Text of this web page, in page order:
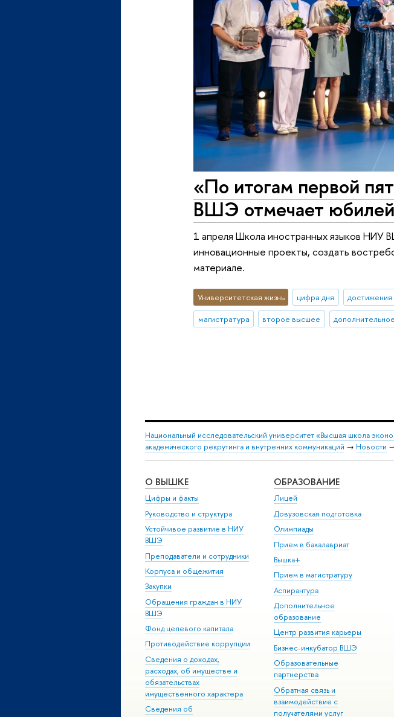
«По итогам первой
ВШЭ отмечает юбилей
1 апреля Школа иностранных языков НИУ
инновационные проекты, создать
материале.
Университетская жизнь цифра дня достижения
магистратура
второе высшее
Национальный исследовательский университет «Высшая школа
академического рекрутинга и внутренних коммуникаций → Новости
О ВЫШКЕ
Цифры и факты
Руководство и структура
Устойчивое развитие в НИУ
ВШЭ
Преподаватели и сотрудники
Корпуса и общежития
Закупки
Обращения граждан в НИУ
ВШЭ
Фонд целевого капитала
Противодействие коррупции
Сведения о доходах,
расходах, об имуществе и
обязательствах
имущественного характера
Сведения об
ОБРАЗОВАНИЕ
Лицей
Довузовская подготовка
Олимпиады
Прием в бакалавриат
Вышка+
Прием в магистратуру
Аспирантура
Дополнительное
образование
Центр развития карьеры
Бизнес-инкубатор ВШЭ
Образовательные
партнерства
Обратная связь и
взаимодействие с
получателями услуг